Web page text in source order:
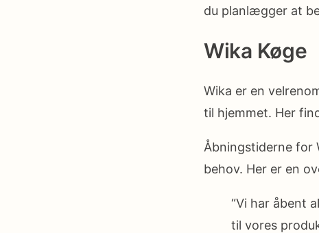
du planlægger at
Wika Køge
Wika er en
til hjemmet. Her
Åbningstiderne for
behov. Her er en
“Vi har åbent
til vores